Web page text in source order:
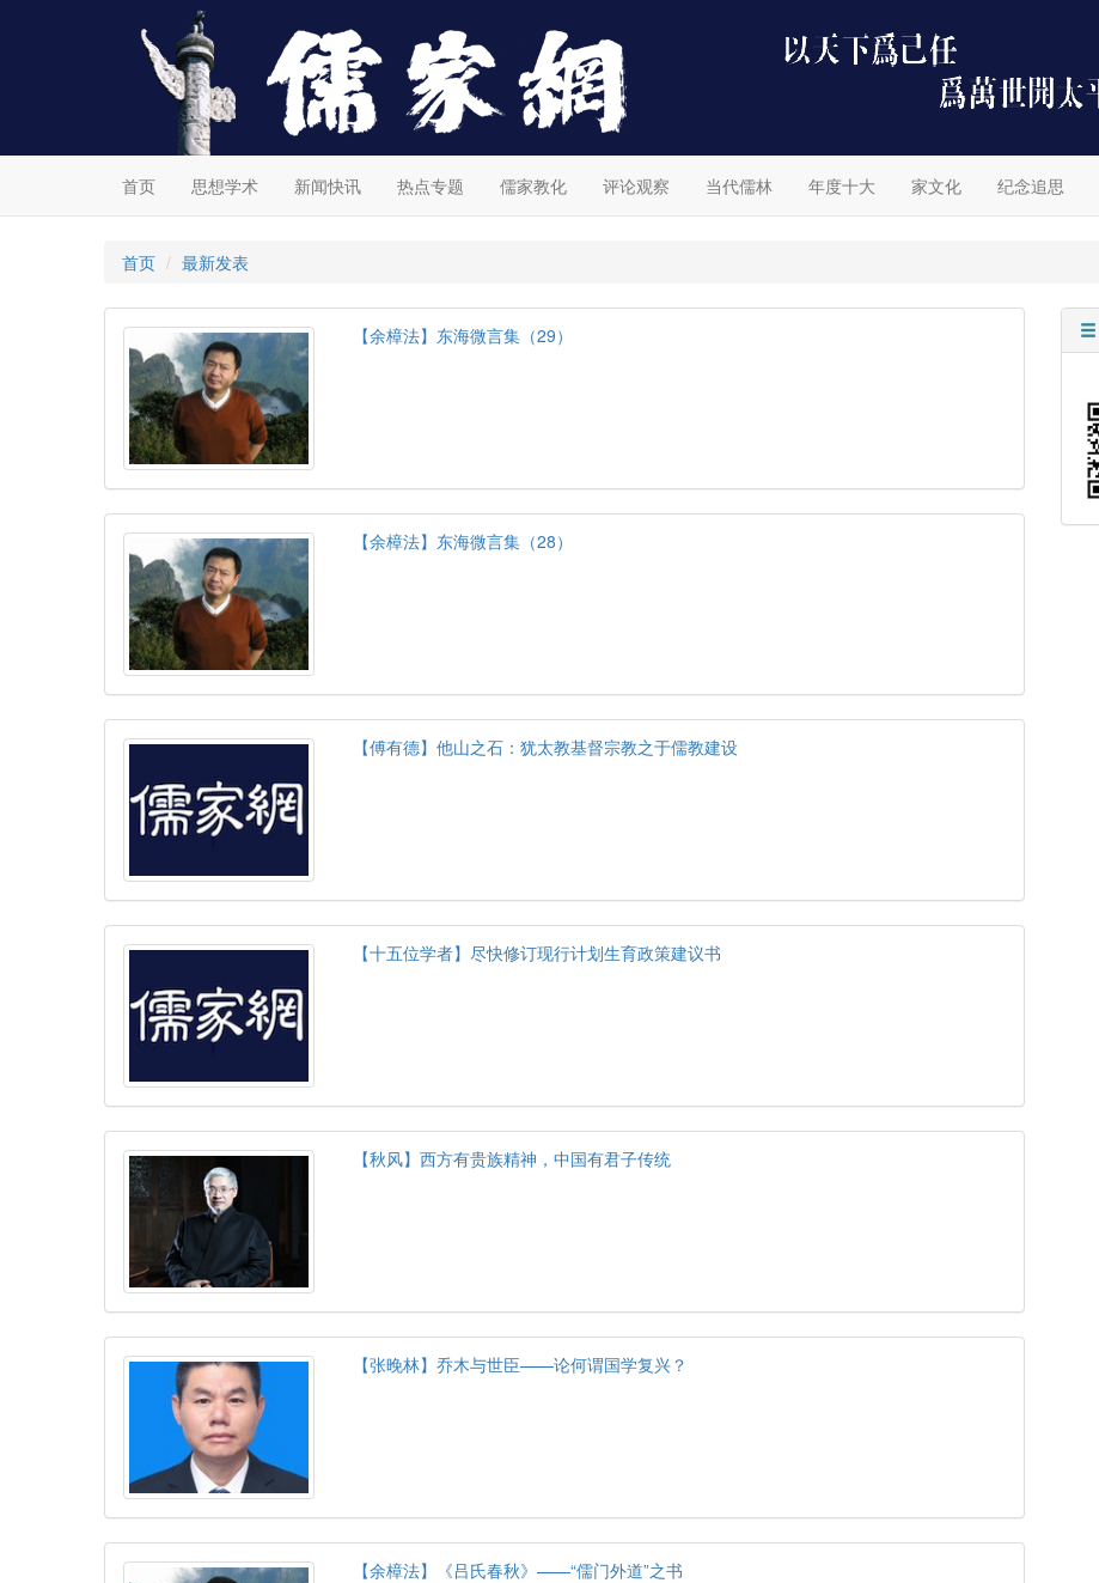
首页 思想学术 新闻快讯 热点专题 儒家教化 评论观察 当代儒林 年度十大 家文化 纪念追思
首页 最新发表
【余樟法】东海微言集（29）
【余樟法】东海微言集（28）
【傅有德】他山之石：犹太教基督宗教之于儒教建设
【十五位学者】尽快修订现行计划生育政策建议书
【秋风】西方有贵族精神，中国有君子传统
【张晚林】乔木与世臣——论何谓国学复兴？
【余樟法】《吕氏春秋》——“儒门外道”之书